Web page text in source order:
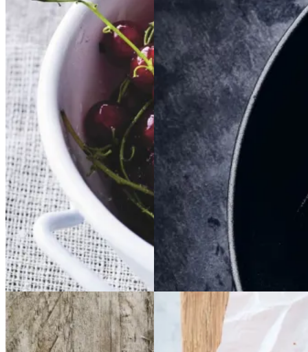
Rysteribs Rysteribs
Gem opskrift
Dessert
Dansk mad
Sommermad
BraiseretBraiseret
oksetværreboksetvæ
rreb
Gem opskrift
Dansk mad
Vintermad
Aftensmad